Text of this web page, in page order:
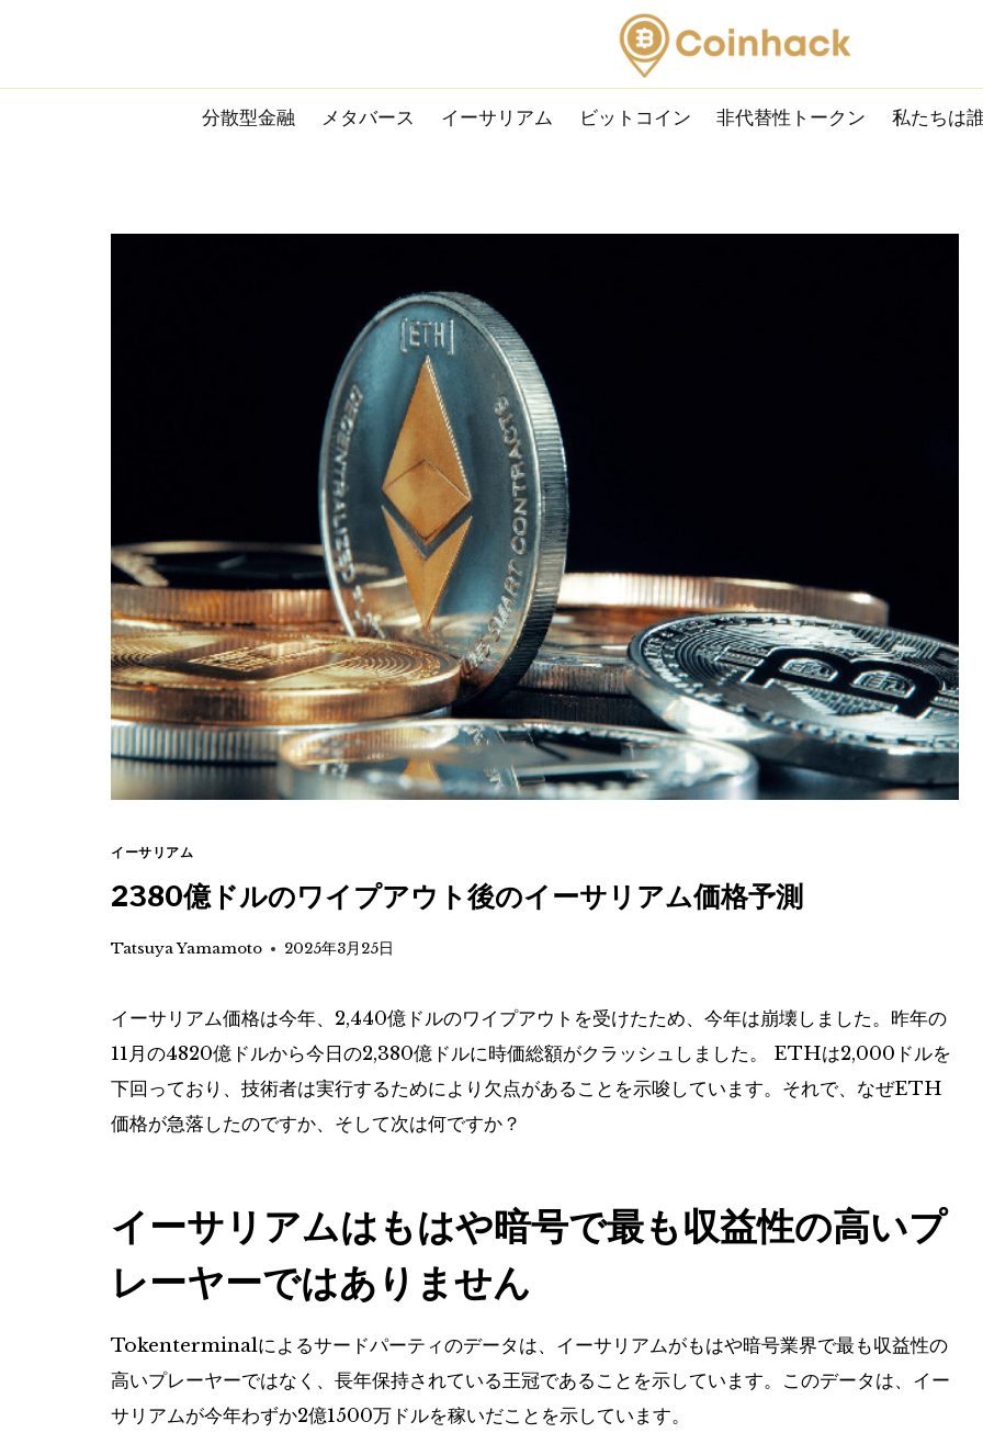
content
分散型金融 メタバース イーサリアム ビットコイン 非代替性トークン 私たちは
イーサリアム
2380億ドルのワイプアウト後のイーサリアム価格予測
Tatsuya Yamamoto 2025年3月25日
イーサリアム価格は今年、2,440億ドルのワイプアウトを受けたため、今年は崩壊しました。昨年の
11月の4820億ドルから今日の2,380億ドルに時価総額がクラッシュしました。 ETHは2,000ドルを
下回っており、技術者は実行するためにより欠点があることを示唆しています。それで、なぜETH
価格が急落したのですか、そして次は何ですか？
イーサリアムはもはや暗号で最も収益性の高いプ
レーヤーではありません
Tokenterminalによるサードパーティのデータは、イーサリアムがもはや暗号業界で最も収益性の
高いプレーヤーではなく、長年保持されている王冠であることを示しています。このデータは、イー
サリアムが今年わずか2億1500万ドルを稼いだことを示しています。